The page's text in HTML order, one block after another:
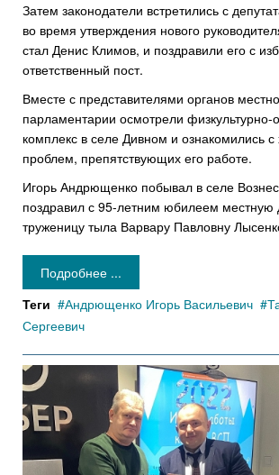
Затем законодатели встретились с
во время утверждения нового
стал Денис Климов, и поздравили его с
ответственный пост.
Вместе с представителями органов
парламентарии осмотрели физкультурно-
комплекс в селе Дивном и ознакомились
проблем, препятствующих его работе.
Игорь Андрющенко побывал в селе
поздравил с 95-летним юбилеем местную
труженицу тыла Варвару Павловну
Подробнее ...
Теги
Андрющенко Игорь Васильевич
Сергеевич